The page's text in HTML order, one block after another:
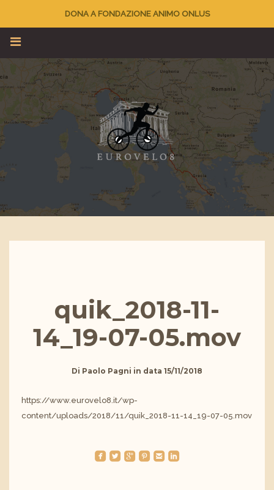
DONA A FONDAZIONE ANIMO ONLUS
quik_2018-11-
14_19-07-05.mov
Di Paolo Pagni in data 15/11/2018
https://www.eurovelo8.it/wp-
content/uploads/2018/11/quik_2018-11-14_19-07-05.mov
roundedfacebook roundedtwitterbird roundedgoogleplus roundedpinterest roundedemail roundedlinkedin